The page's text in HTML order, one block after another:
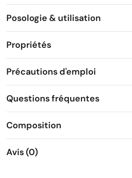
Posologie & utilisation
Propriétés
Précautions d'emploi
Questions fréquentes
Composition
Avis (0)